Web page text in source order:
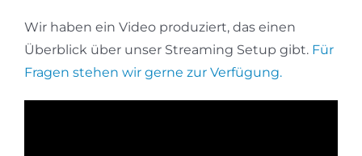
Wir haben ein Video produziert, das einen
Überblick über unser Streaming Setup gibt. Für
Fragen stehen wir gerne zur Verfügung.